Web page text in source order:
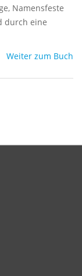
Namensfeste
durch eine
Weiter zum Buch